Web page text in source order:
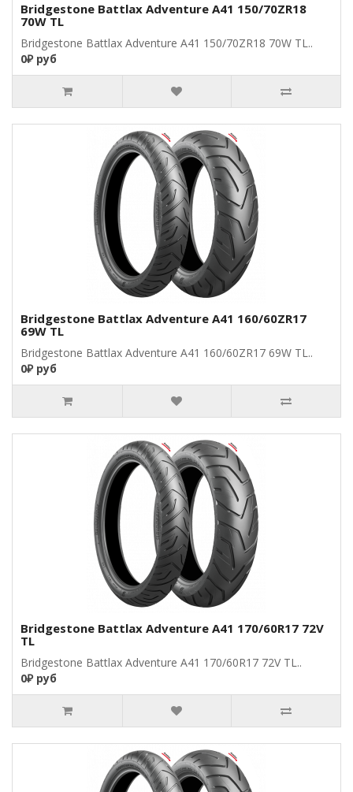
Bridgestone Battlax Adventure A41 150/70ZR18
70W TL
Bridgestone Battlax Adventure A41 150/70ZR18 70W TL..
0₽ руб
Bridgestone Battlax Adventure A41 160/60ZR17
69W TL
Bridgestone Battlax Adventure A41 160/60ZR17 69W TL..
0₽ руб
Bridgestone Battlax Adventure A41 170/60R17 72V
TL
Bridgestone Battlax Adventure A41 170/60R17 72V TL..
0₽ руб